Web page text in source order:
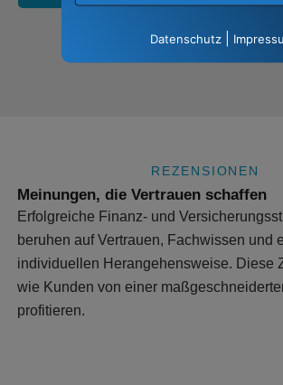
REZENSIONEN
Meinungen, die Vertrauen schaffen
Erfolgreiche Finanz- und
beruhen auf Vertrauen, Fachwissen und
individuellen Herangehensweise. Diese
wie Kunden von einer
profitieren.
Datenschutz